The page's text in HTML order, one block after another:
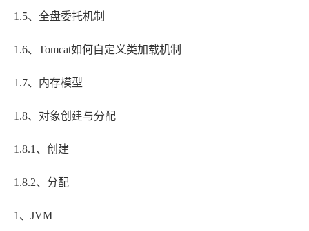
1.5、全盘委托机制
1.6、Tomcat如何自定义类加载机制
1.7、内存模型
1.8、对象创建与分配
1.8.1、创建
1.8.2、分配
1、JVM